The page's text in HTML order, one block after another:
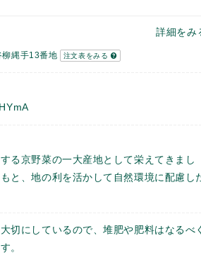
柳縄手13番地 注文表をみる
る京野菜の一大産地として栄えてきまし
と、地の利を活かして自然環境に配慮し
切にしているので、堆肥や肥料はなるべく
。
詳細を